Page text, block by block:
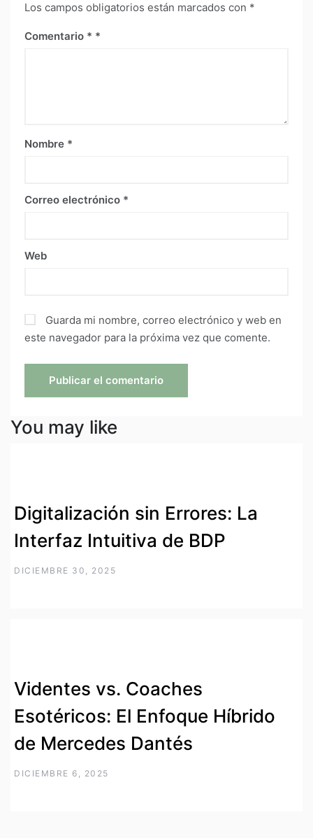
Los campos obligatorios están marcados con *
Comentario *
Nombre *
Correo electrónico *
Web
Guarda mi nombre, correo electrónico y web en
este navegador para la próxima vez que comente.
You may like
Digitalización sin Errores: La
Interfaz Intuitiva de BDP
DICIEMBRE 30, 2025
Videntes vs. Coaches
Esotéricos: El Enfoque Híbrido
de Mercedes Dantés
DICIEMBRE 6, 2025